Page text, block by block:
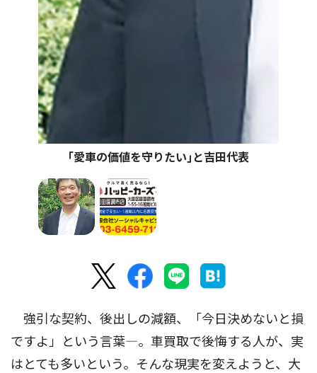
｢愛車の価値を守りたい｣と吉田代表
強引な契約、後出しの減額、「今日決めないと損
ですよ」という言葉―。車買取で後悔する人が、実
はとても多いという。そんな現実を変えようと、大